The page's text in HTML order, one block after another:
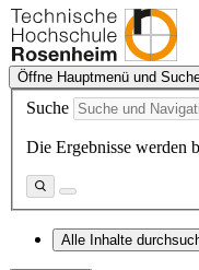
Öffne Hauptmenü und
Suche
Die Ergebnisse werden
Alle Inhalte